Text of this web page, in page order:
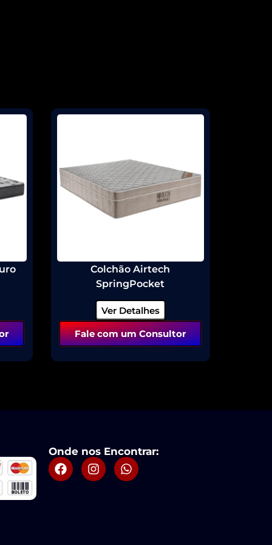
Colchão Airtech
SpringPocket
Ver Detalhes
Fale com um Consultor
Onde nos Encontrar: